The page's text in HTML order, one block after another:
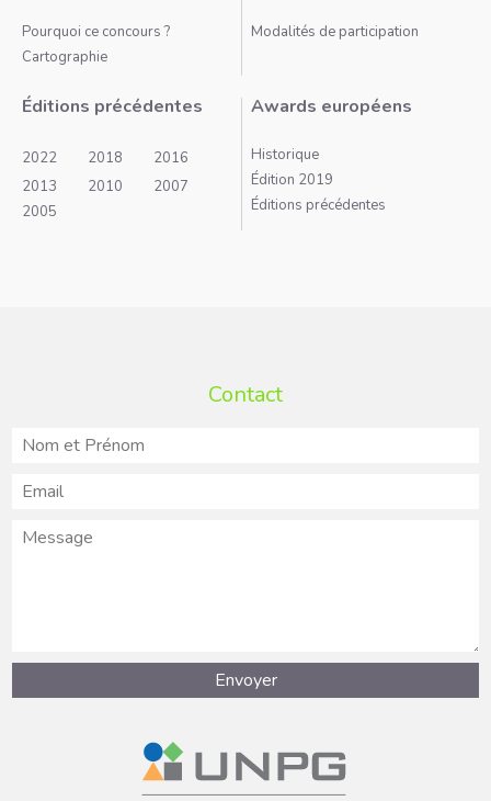
Pourquoi ce concours ?
Cartographie
Modalités de participation
Éditions précédentes
2022 2018
2016
2013
2010
2007
2005
Awards européens
Historique
Édition 2019
Éditions précédentes
Contact